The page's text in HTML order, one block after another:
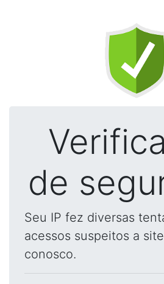
de
Seu IP fez diversas
acessos suspeitos a
conosco.